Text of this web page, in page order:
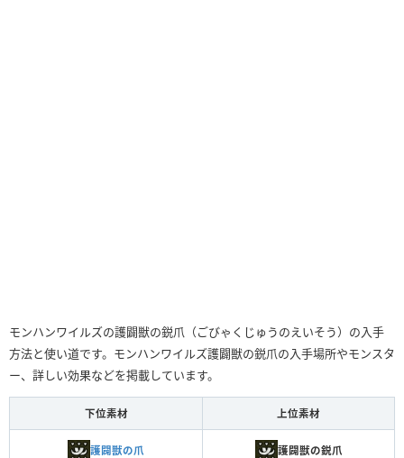
モンハンワイルズの護闢獣の鋭爪（ごびゃくじゅうのえいそう）の入手
方法と使い道です。モンハンワイルズ護闢獣の鋭爪の入手場所やモンスタ
ー、詳しい効果などを掲載しています。
下位素材 上位素材
護闢獣の爪 護闢獣の鋭爪